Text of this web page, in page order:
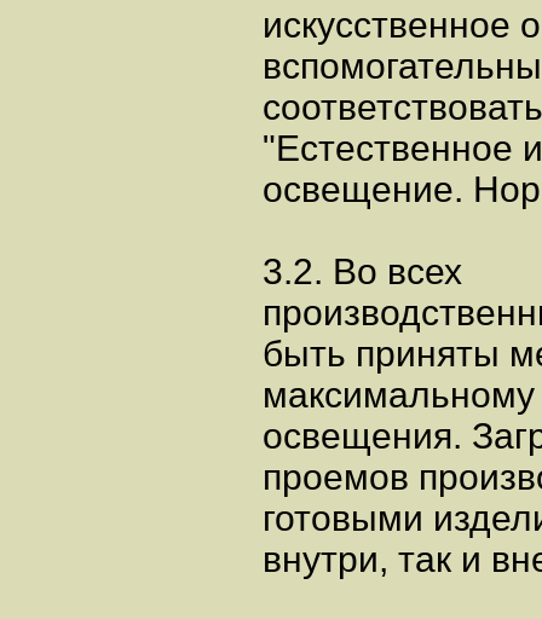
искусственное
"Естественное
освещение.
3.2. Во всех
быть приняты
максимальному
освещения.
проемов
готовыми
внутри, так и